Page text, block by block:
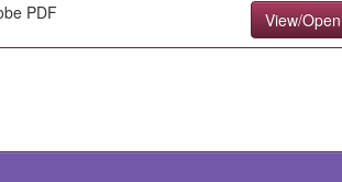
PDF View/Open